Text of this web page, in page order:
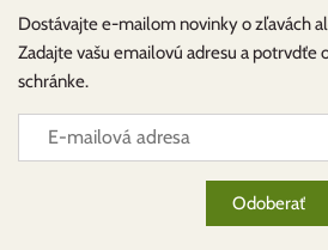
Dostávajte e-mailom novinky o zľavách
Zadajte vašu emailovú adresu a potrvdťe
schránke.